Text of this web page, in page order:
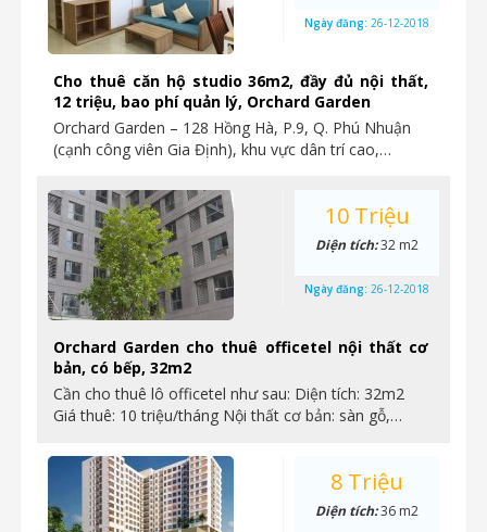
Cho thuê căn hộ studio 36m2, đầy đủ nội thất,
12 triệu, bao phí quản lý, Orchard Garden
Orchard Garden – 128 Hồng Hà, P.9, Q. Phú Nhuận
(cạnh công viên Gia Định), khu vực dân trí cao,…
Ngày đăng: 26-12-2018
Orchard Garden cho thuê officetel nội thất cơ
bản, có bếp, 32m2
Cần cho thuê lô officetel như sau: Diện tích: 32m2
Giá thuê: 10 triệu/tháng Nội thất cơ bản: sàn gỗ,…
10 Triệu
Diện tích:32 m2
Ngày đăng: 26-12-2018
8 Triệu
Diện tích:36 m2